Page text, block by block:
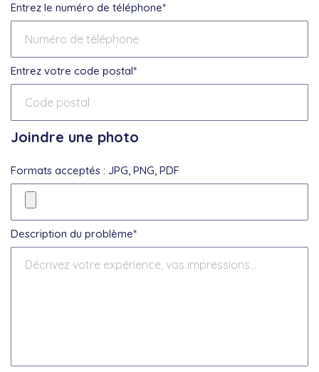
Entrez le numéro de téléphone*
Entrez votre code postal*
Joindre une photo
Formats acceptés : JPG, PNG, PDF
Description du problème*